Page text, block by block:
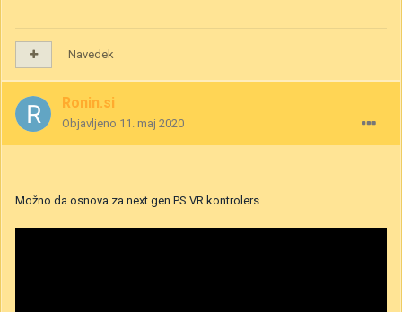
Navedek
Ronin.si
Objavljeno 11. maj 2020
Možno da osnova za next gen PS VR kontrolers